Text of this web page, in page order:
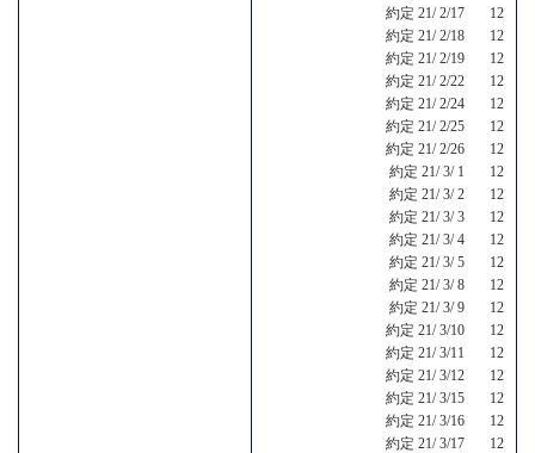
約定 21/ 2/17 12
約定 21/ 2/18 12
約定 21/ 2/19 12
約定 21/ 2/22 12
約定 21/ 2/24 12
約定 21/ 2/25 12
約定 21/ 2/26 12
約定 21/ 3/ 1 12
約定 21/ 3/ 2 12
約定 21/ 3/ 3 12
約定 21/ 3/ 4 12
約定 21/ 3/ 5 12
約定 21/ 3/ 8 12
約定 21/ 3/ 9 12
約定 21/ 3/10 12
約定 21/ 3/11 12
約定 21/ 3/12 12
約定 21/ 3/15 12
約定 21/ 3/16 12
約定 21/ 3/17 12